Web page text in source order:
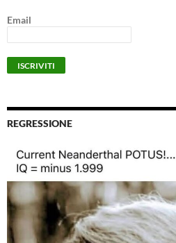
Email
REGRESSIONE